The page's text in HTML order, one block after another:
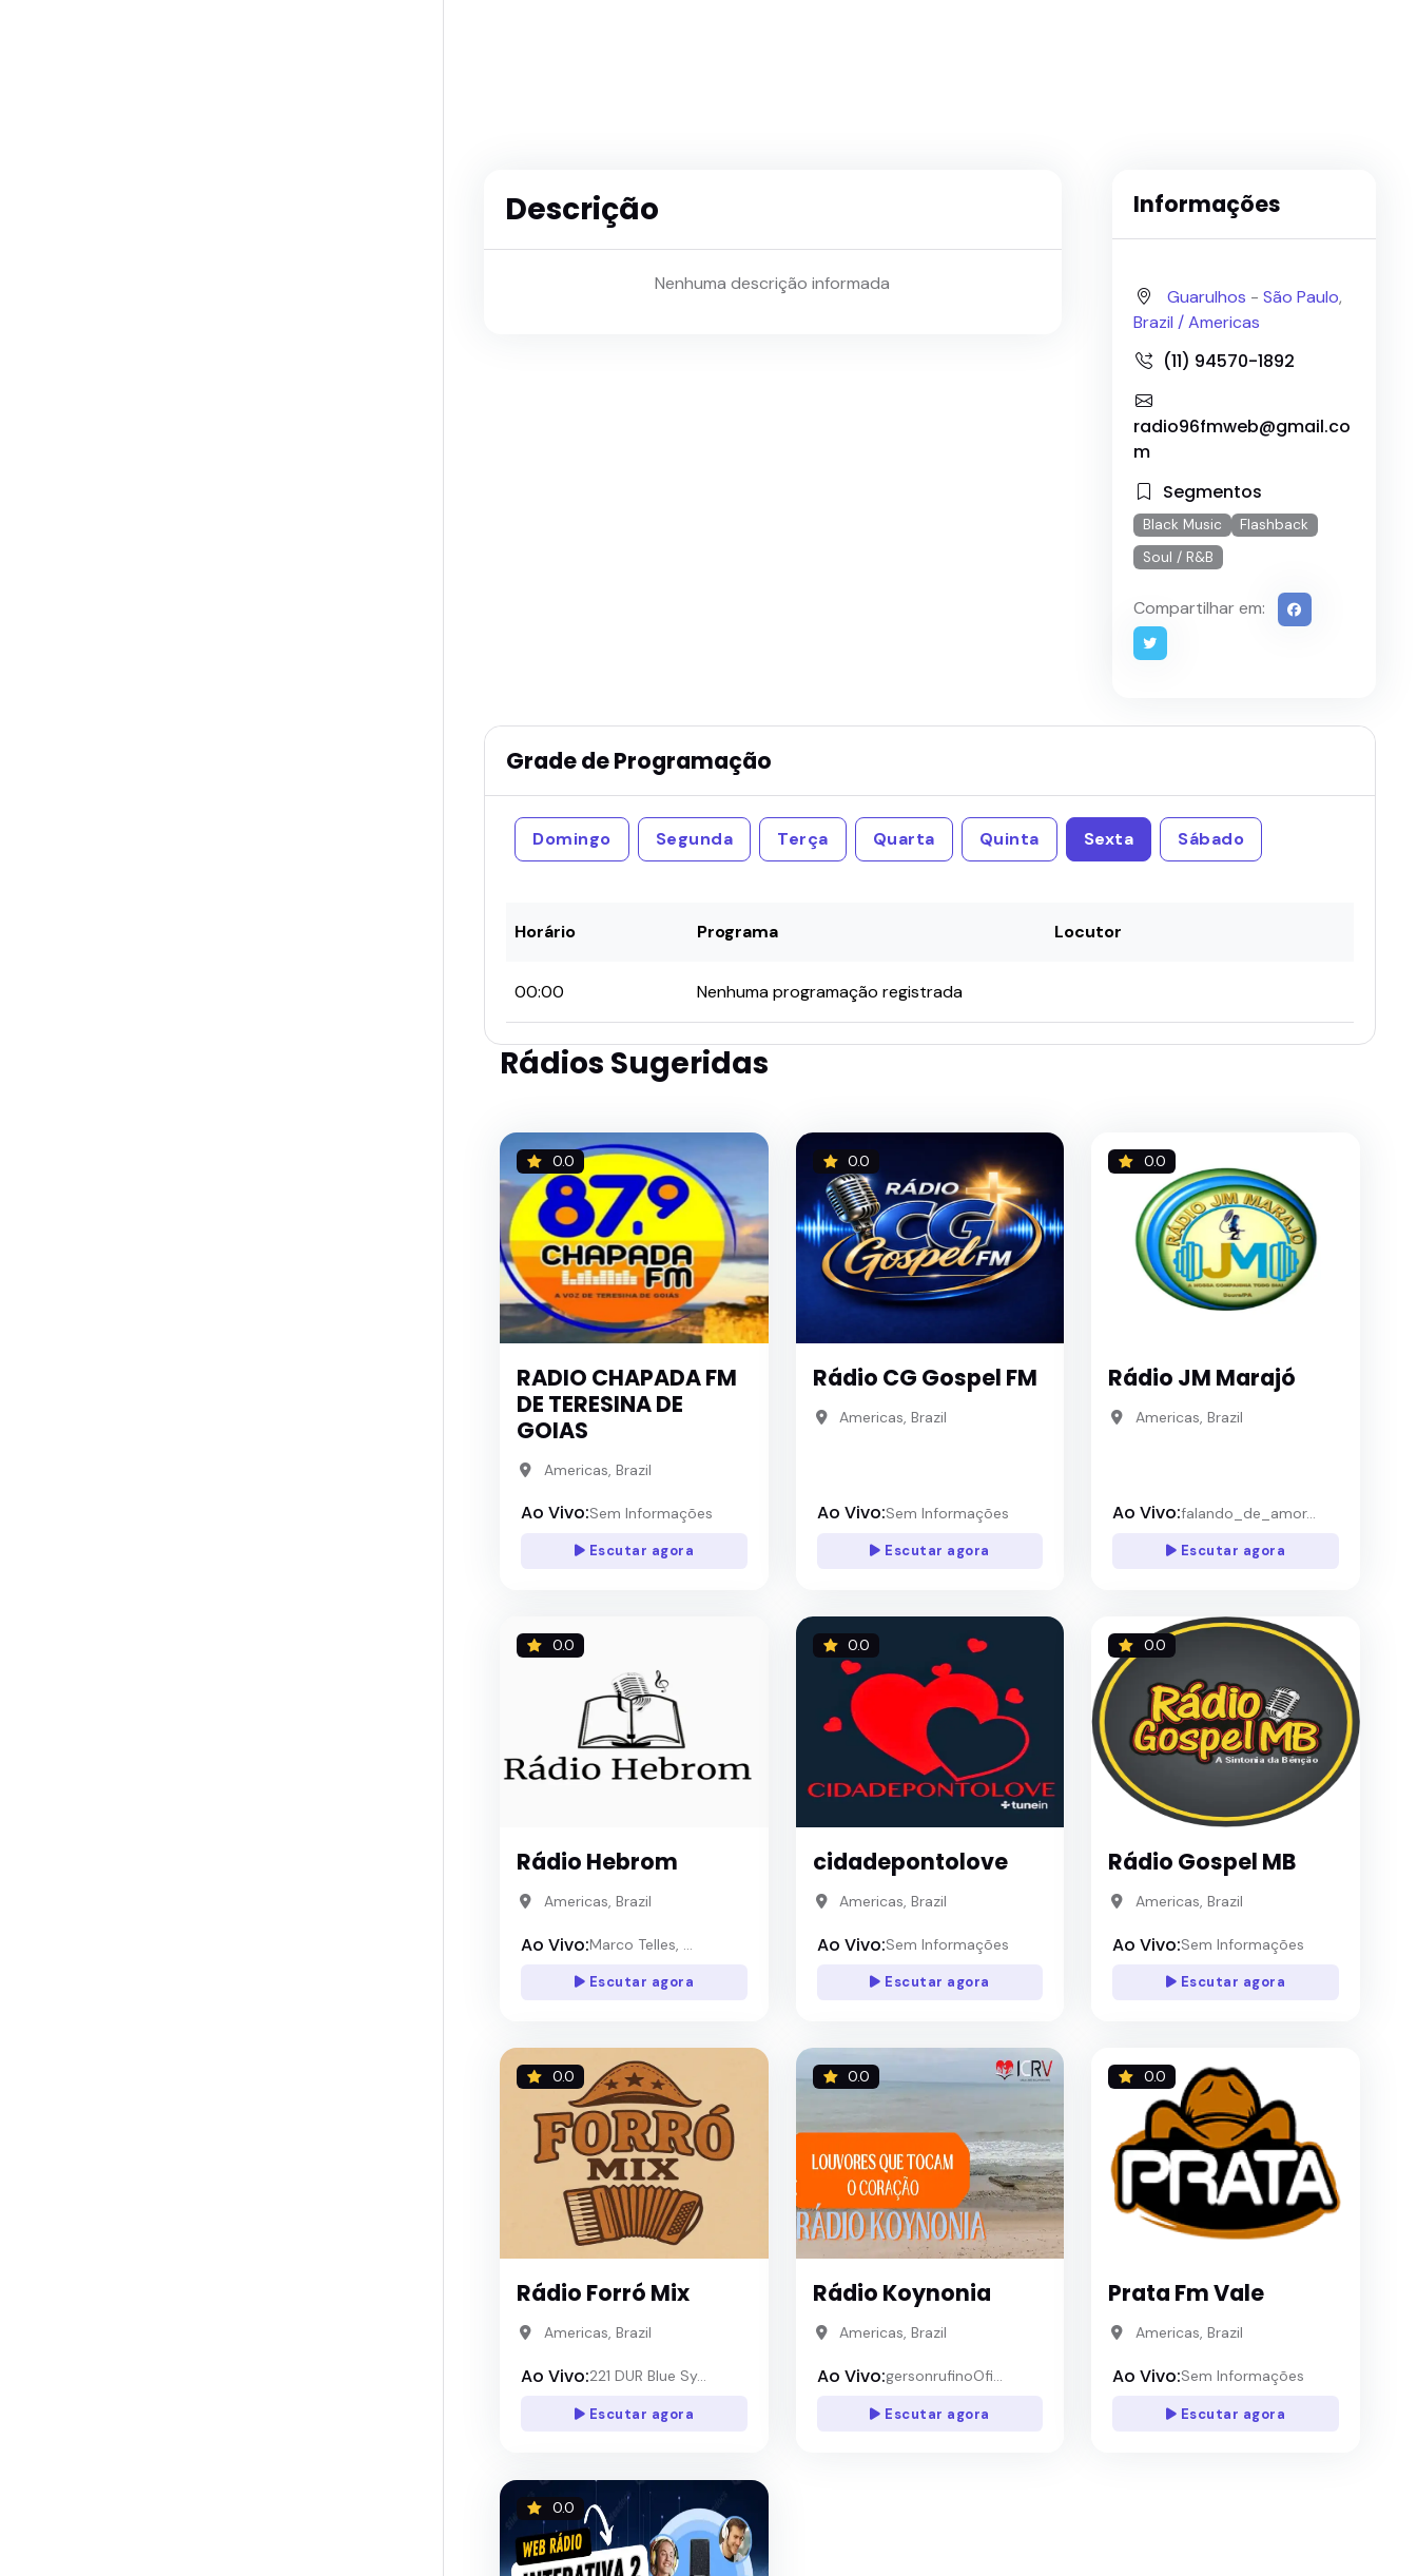
Descrição
Nenhuma descrição informada
Informações
Guarulhos - São Paulo,
Brazil /Americas
(11) 94570-1892
radio96fmweb@gmail.co
m
Segmentos
Black Music
Flashback
Soul / R&B
Compartilhar em:
Grade de Programação
Domingo Segunda Terça Quarta Quinta Sexta Sábado
Horário Programa Locutor
00:00 Nenhuma programação registrada
Rádios Sugeridas
0.0
RADIO CHAPADA FM
DE TERESINA DE
GOIAS
Americas, Brazil
Ao Vivo:Sem Informações
Escutar agora
0.0
Rádio CG Gospel FM
Americas, Brazil
Ao Vivo:Sem Informações
Escutar agora
0.0
Rádio JM Marajó
Americas, Brazil
Ao Vivo:falando_de_amor...
Escutar agora
0.0
Rádio Hebrom
Americas, Brazil
Ao Vivo:Marco Telles, ...
Escutar agora
0.0
cidadepontolove
Americas, Brazil
Ao Vivo:Sem Informações
Escutar agora
0.0
Rádio Gospel MB
Americas, Brazil
Ao Vivo:Sem Informações
Escutar agora
0.0
Rádio Forró Mix
Americas, Brazil
Ao Vivo:221 DUR Blue Sy...
Escutar agora
0.0
Rádio Koynonia
Americas, Brazil
Ao Vivo:gersonrufinoOfi...
Escutar agora
0.0
Prata Fm Vale
Americas, Brazil
Ao Vivo:Sem Informações
Escutar agora
0.0